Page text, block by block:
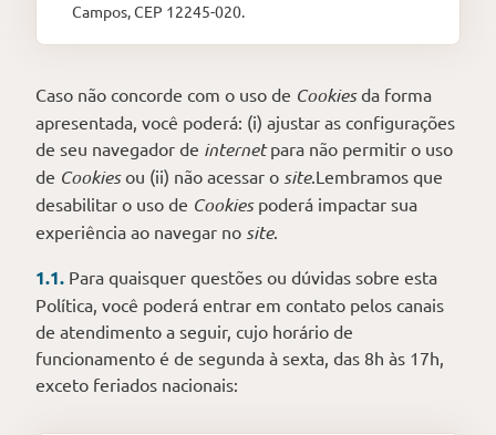
Campos, CEP 12245-020.
Caso não concorde com o uso de Cookiesda forma
apresentada, você poderá: (i) ajustar as configurações
de seu navegador de internetpara não permitir o uso
de Cookiesou (ii) não acessar o site.Lembramos que
desabilitar o uso de Cookiespoderá impactar sua
experiência ao navegar no site.
1.1. Para quaisquer questões ou dúvidas sobre esta
Política, você poderá entrar em contato pelos canais
de atendimento a seguir, cujo horário de
funcionamento é de segunda à sexta, das 8h às 17h,
exceto feriados nacionais: